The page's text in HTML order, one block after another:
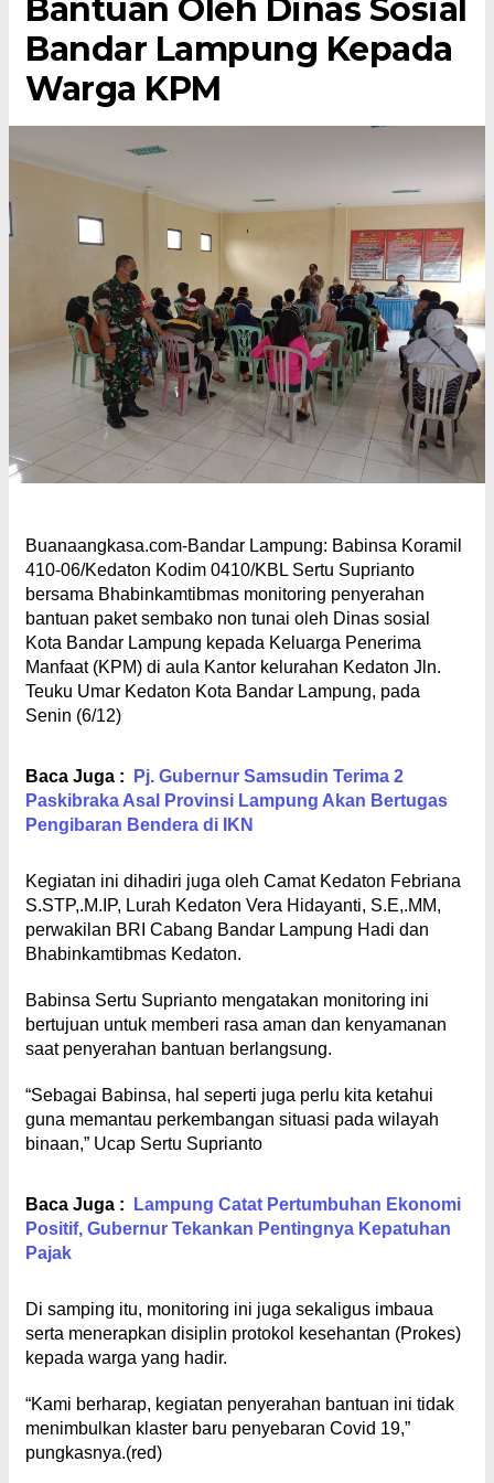
Bantuan Oleh Dinas Sosial
Bandar Lampung Kepada
Warga KPM
Buanaangkasa.com-Bandar Lampung: Babinsa Koramil
410-06/Kedaton Kodim 0410/KBL Sertu Suprianto
bersama Bhabinkamtibmas monitoring penyerahan
bantuan paket sembako non tunai oleh Dinas sosial
Kota Bandar Lampung kepada Keluarga Penerima
Manfaat (KPM) di aula Kantor kelurahan Kedaton Jln.
Teuku Umar Kedaton Kota Bandar Lampung, pada
Senin (6/12)
Baca Juga :
Pj. Gubernur Samsudin Terima 2
Paskibraka Asal Provinsi Lampung Akan Bertugas
Pengibaran Bendera di IKN
Kegiatan ini dihadiri juga oleh Camat Kedaton Febriana
S.STP,.M.IP, Lurah Kedaton Vera Hidayanti, S.E,.MM,
perwakilan BRI Cabang Bandar Lampung Hadi dan
Bhabinkamtibmas Kedaton.
Babinsa Sertu Suprianto mengatakan monitoring ini
bertujuan untuk memberi rasa aman dan kenyamanan
saat penyerahan bantuan berlangsung.
“Sebagai Babinsa, hal seperti juga perlu kita ketahui
guna memantau perkembangan situasi pada wilayah
binaan,” Ucap Sertu Suprianto
Baca Juga :
Lampung Catat Pertumbuhan Ekonomi
Positif, Gubernur Tekankan Pentingnya Kepatuhan
Pajak
Di samping itu, monitoring ini juga sekaligus imbaua
serta menerapkan disiplin protokol kesehantan (Prokes)
kepada warga yang hadir.
“Kami berharap, kegiatan penyerahan bantuan ini tidak
menimbulkan klaster baru penyebaran Covid 19,”
pungkasnya.(red)